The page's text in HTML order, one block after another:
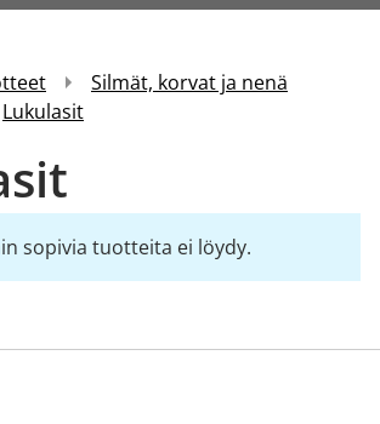
Silmät, korvat ja nenä
Lukulasit
sopivia tuotteita ei löydy.